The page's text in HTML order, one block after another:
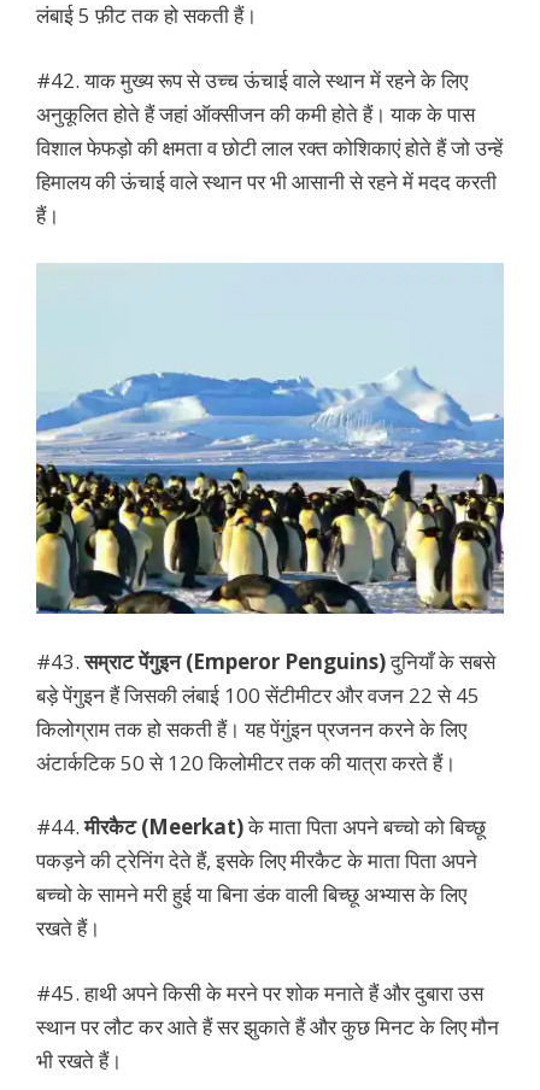
लंबाई 5 फ़ीट तक हो सकती हैं।
#42. याक मुख्य रूप से उच्च ऊंचाई वाले स्थान में रहने के लिए
अनुकूलित होते हैं जहां ऑक्सीजन की कमी होते हैं। याक के पास
विशाल फेफड़ो की क्षमता व छोटी लाल रक्त कोशिकाएं होते हैं जो उन्हें
हिमालय की ऊंचाई वाले स्थान पर भी आसानी से रहने में मदद करती
हैं।
#43.सम्राट पेंगुइन (Emperor Penguins)दुनियाँ के सबसे
बड़े पेंगुइन हैं जिसकी लंबाई 100 सेंटीमीटर और वजन 22 से 45
किलोग्राम तक हो सकती हैं। यह पेंगुंइन प्रजनन करने के लिए
अंटार्कटिक 50 से 120 किलोमीटर तक की यात्रा करते हैं।
#44.मीरकैट (Meerkat)के माता पिता अपने बच्चो को बिच्छू
पकड़ने की ट्रेनिंग देते हैं, इसके लिए मीरकैट के माता पिता अपने
बच्चो के सामने मरी हुई या बिना डंक वाली बिच्छू अभ्यास के लिए
रखते हैं।
#45. हाथी अपने किसी के मरने पर शोक मनाते हैं और दुबारा उस
स्थान पर लौट कर आते हैं सर झुकाते हैं और कुछ मिनट के लिए मौन
भी रखते हैं।